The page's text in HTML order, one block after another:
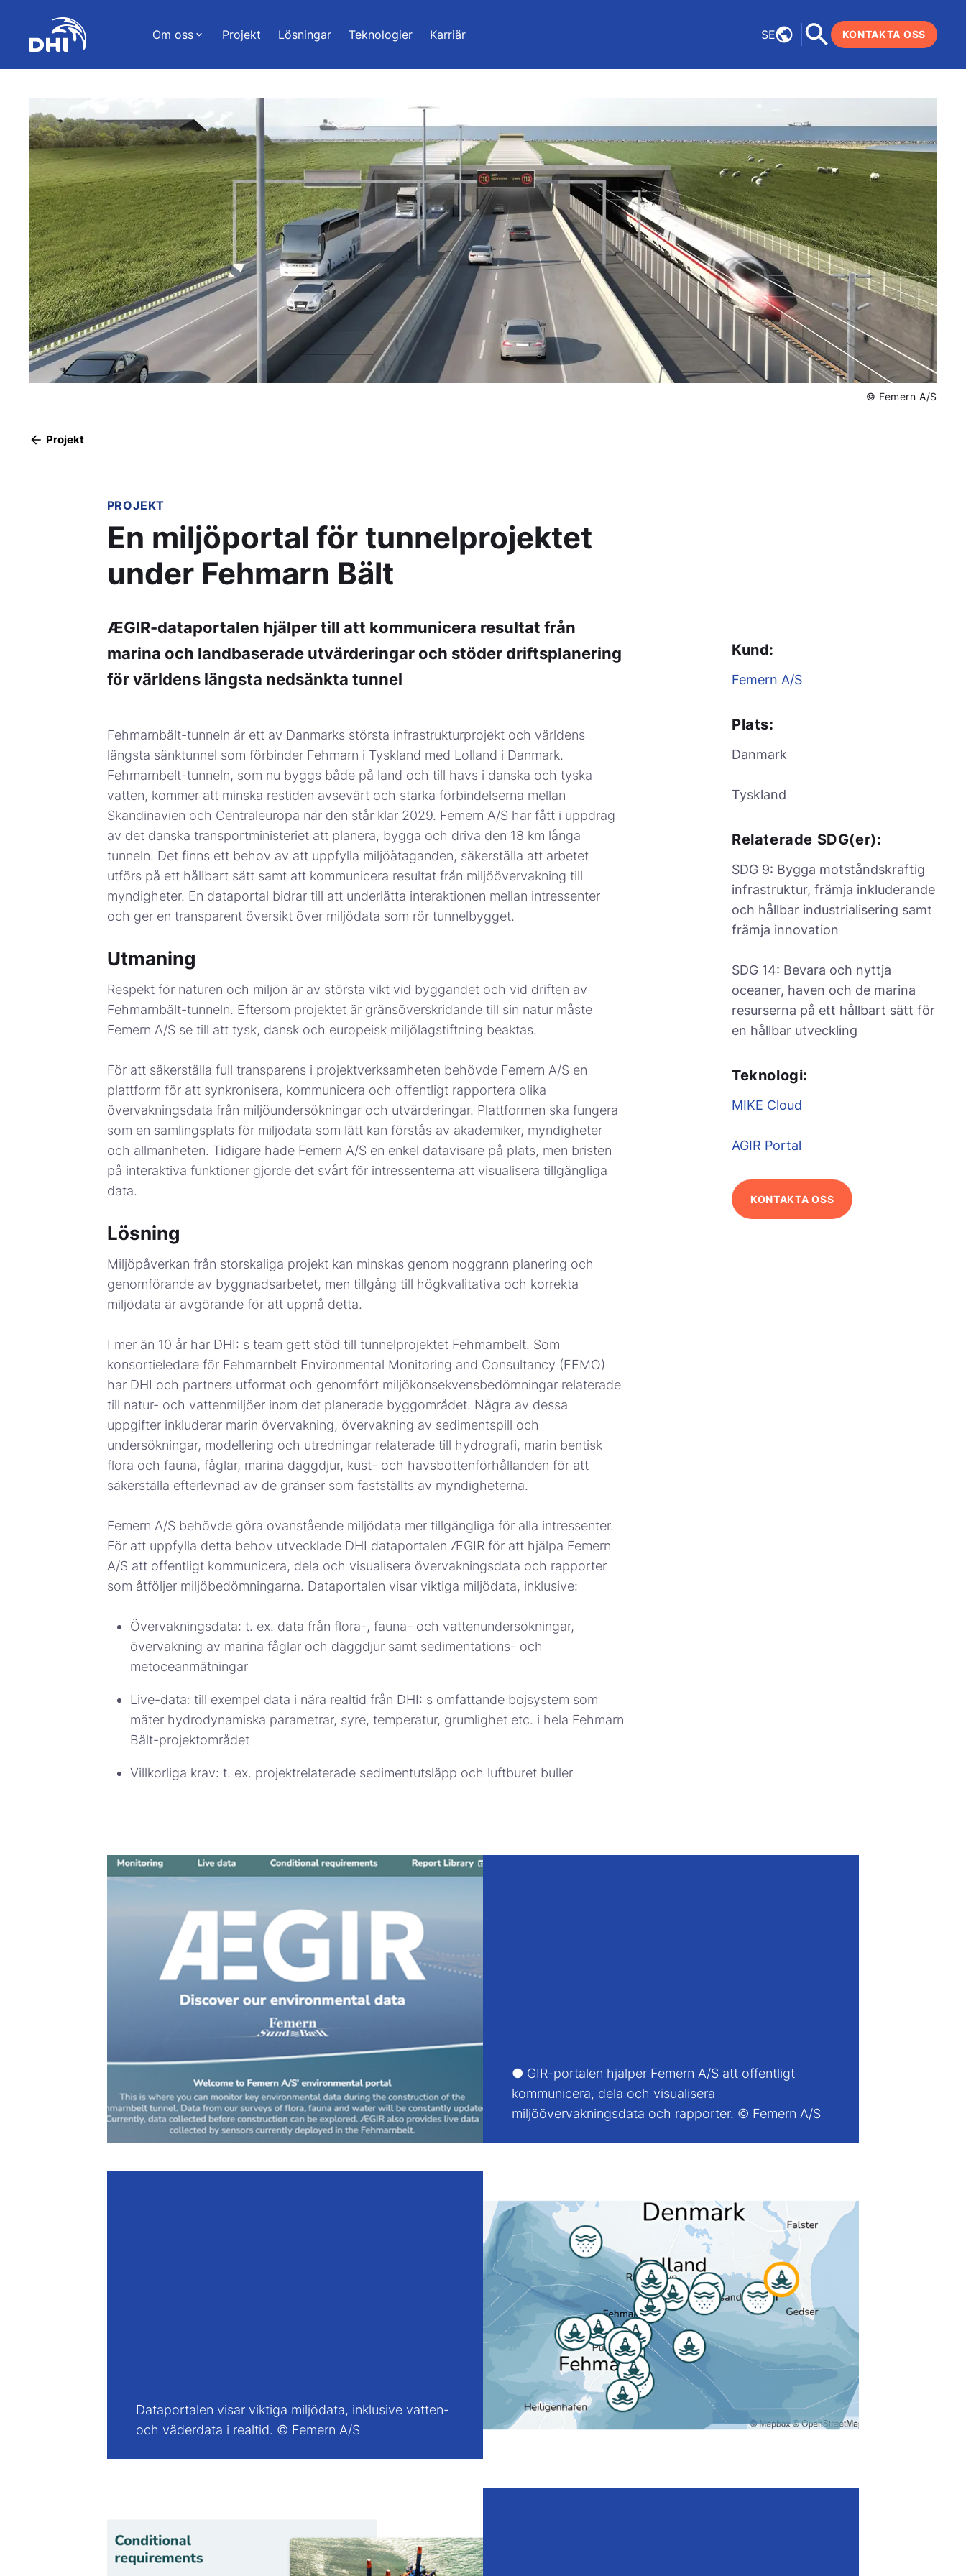
Om oss Projekt Lösningar Teknologier Karriär SE KONTAKTA OSS
© Femern A/S
Projekt
PROJEKT
En miljöportal för tunnelprojektet
under Fehmarn Bält
ÆGIR-dataportalen hjälper till att kommunicera resultat från
marina och landbaserade utvärderingar och stöder driftsplanering
för världens längsta nedsänkta tunnel
Fehmarnbält-tunneln är ett av Danmarks största infrastrukturprojekt och världens
längsta sänktunnel som förbinder Fehmarn i Tyskland med Lolland i Danmark.
Fehmarnbelt-tunneln, som nu byggs både på land och till havs i danska och tyska
vatten, kommer att minska restiden avsevärt och stärka förbindelserna mellan
Skandinavien och Centraleuropa när den står klar 2029. Femern A/S har fått i uppdrag
av det danska transportministeriet att planera, bygga och driva den 18 km långa
tunneln. Det finns ett behov av att uppfylla miljöåtaganden, säkerställa att arbetet
utförs på ett hållbart sätt samt att kommunicera resultat från miljöövervakning till
myndigheter. En dataportal bidrar till att underlätta interaktionen mellan intressenter
och ger en transparent översikt över miljödata som rör tunnelbygget.
Utmaning
Respekt för naturen och miljön är av största vikt vid byggandet och vid driften av
Fehmarnbält-tunneln. Eftersom projektet är gränsöverskridande till sin natur måste
Femern A/S se till att tysk, dansk och europeisk miljölagstiftning beaktas.
För att säkerställa full transparens i projektverksamheten behövde Femern A/S en
plattform för att synkronisera, kommunicera och offentligt rapportera olika
övervakningsdata från miljöundersökningar och utvärderingar. Plattformen ska fungera
som en samlingsplats för miljödata som lätt kan förstås av akademiker, myndigheter
och allmänheten. Tidigare hade Femern A/S en enkel datavisare på plats, men bristen
på interaktiva funktioner gjorde det svårt för intressenterna att visualisera tillgängliga
data.
Lösning
Miljöpåverkan från storskaliga projekt kan minskas genom noggrann planering och
genomförande av byggnadsarbetet, men tillgång till högkvalitativa och korrekta
miljödata är avgörande för att uppnå detta.
I mer än 10 år har DHI: s team gett stöd till tunnelprojektet Fehmarnbelt. Som
konsortieledare för Fehmarnbelt Environmental Monitoring and Consultancy (FEMO)
har DHI och partners utformat och genomfört miljökonsekvensbedömningar relaterade
till natur- och vattenmiljöer inom det planerade byggområdet. Några av dessa
uppgifter inkluderar marin övervakning, övervakning av sedimentspill och
undersökningar, modellering och utredningar relaterade till hydrografi, marin bentisk
flora och fauna, fåglar, marina däggdjur, kust- och havsbottenförhållanden för att
säkerställa efterlevnad av de gränser som fastställts av myndigheterna.
Femern A/S behövde göra ovanstående miljödata mer tillgängliga för alla intressenter.
För att uppfylla detta behov utvecklade DHI dataportalen ÆGIR för att hjälpa Femern
A/S att offentligt kommunicera, dela och visualisera övervakningsdata och rapporter
som åtföljer miljöbedömningarna. Dataportalen visar viktiga miljödata, inklusive:
Övervakningsdata: t. ex. data från flora-, fauna- och vattenundersökningar,
övervakning av marina fåglar och däggdjur samt sedimentations- och
metoceanmätningar
Live-data: till exempel data i nära realtid från DHI: s omfattande bojsystem som
mäter hydrodynamiska parametrar, syre, temperatur, grumlighet etc. i hela Fehmarn
Bält-projektområdet
Villkorliga krav: t. ex. projektrelaterade sedimentutsläpp och luftburet buller
Kund:
Femern A/S
Plats:
Danmark
Tyskland
Relaterade SDG(er):
SDG 9: Bygga motståndskraftig
infrastruktur, främja inkluderande
och hållbar industrialisering samt
främja innovation
SDG 14: Bevara och nyttja
oceaner, haven och de marina
resurserna på ett hållbart sätt för
en hållbar utveckling
Teknologi:
MIKE Cloud
AGIR Portal
KONTAKTA OSS
● GIR-portalen hjälper Femern A/S att offentligt
kommunicera, dela och visualisera
miljöövervakningsdata och rapporter. ©️ Femern A/S
Dataportalen visar viktiga miljödata, inklusive vatten-
och väderdata i realtid. ©️ Femern A/S